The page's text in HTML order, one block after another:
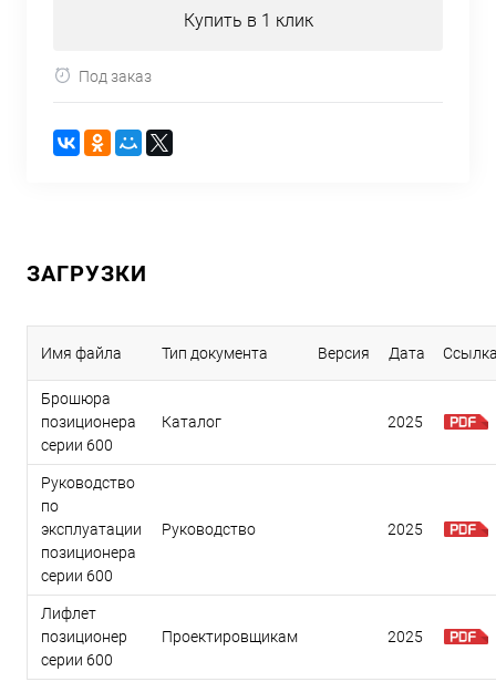
Купить в 1 клик
Под заказ
ЗАГРУЗКИ
Имя файла Тип документа Версия Дата
Брошюра
позиционера
серии 600
Каталог 2025
Руководство
по
эксплуатации
позиционера
серии 600
Руководство 2025
Лифлет
позиционер
серии 600
Проектировщикам 2025